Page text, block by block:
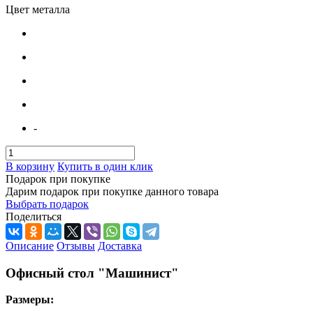
Цвет металла
-
В корзину Купить в один клик
Подарок при покупке
Дарим подарок при покупке данного товара
Выбрать подарок
Поделиться
Описание Отзывы Доставка
Офисный стол "Машинист"
Размеры: